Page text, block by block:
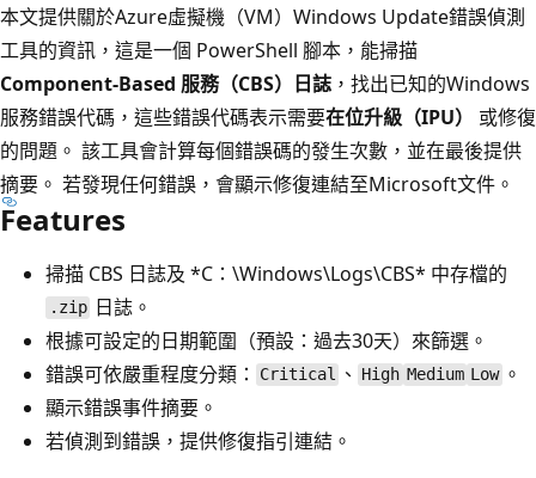
本文提供關於Azure虛擬機（VM）Windows Update錯誤偵測
工具的資訊，這是一個 PowerShell 腳本，能掃描
Component-Based 服務（CBS）日誌 ，找出已知的Windows
服務錯誤代碼，這些錯誤代碼表示需要在位升級（IPU）
或修復
的問題。 該工具會計算每個錯誤碼的發生次數，並在最後提供
摘要。 若發現任何錯誤，會顯示修復連結至Microsoft文件。
Features
掃描 CBS 日誌及 *C：\Windows\Logs\CBS* 中存檔的
.zip 日誌。
根據可設定的日期範圍（預設：過去30天）來篩選。
錯誤可依嚴重程度分類：
Critical 、 High Medium Low。
顯示錯誤事件摘要。
若偵測到錯誤，提供修復指引連結。